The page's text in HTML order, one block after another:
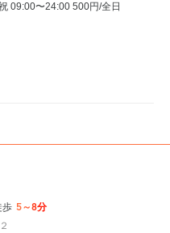
09:00〜24:00 500円/全日
歩 5～8分